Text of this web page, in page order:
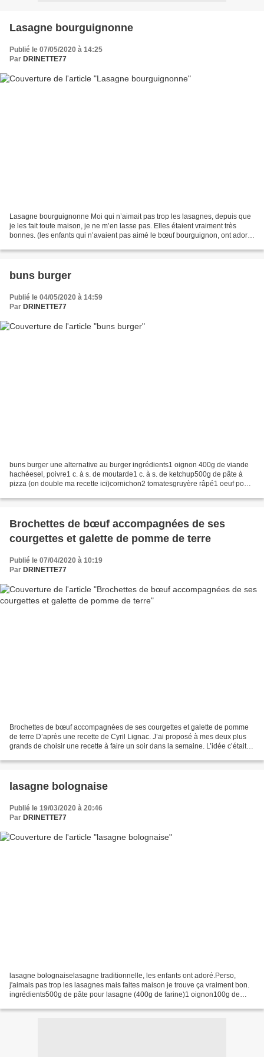
Lasagne bourguignonne
Publié le 07/05/2020 à 14:25
Par DRINETTE77
Lasagne bourguignonne Moi qui n’aimait pas trop les lasagnes, depuis que
je les fait toute maison, je ne m’en lasse pas. Elles étaient vraiment très
bonnes. (les enfants qui n’avaient pas aimé le bœuf bourguignon, ont adoré.
buns burger
Publié le 04/05/2020 à 14:59
Par DRINETTE77
buns burger une alternative au burger ingrédients1 oignon 400g de viande
hachéesel, poivre1 c. à s. de moutarde1 c. à s. de ketchup500g de pâte à
pizza (on double ma recette ici)cornichon2 tomatesgruyère râpé1 oeuf pour
Brochettes de bœuf accompagnées de ses
courgettes et galette de pomme de terre
Publié le 07/04/2020 à 10:19
Par DRINETTE77
Brochettes de bœuf accompagnées de ses courgettes et galette de pomme
de terre D’après une recette de Cyril Lignac. J’ai proposé à mes deux plus
grands de choisir une recette à faire un soir dans la semaine. L’idée c’était
lasagne bolognaise
Publié le 19/03/2020 à 20:46
Par DRINETTE77
lasagne bolognaiselasagne traditionnelle, les enfants ont adoré.Perso,
j'aimais pas trop les lasagnes mais faites maison je trouve ça vraiment bon.
ingrédients500g de pâte pour lasagne (400g de farine)1 oignon100g de